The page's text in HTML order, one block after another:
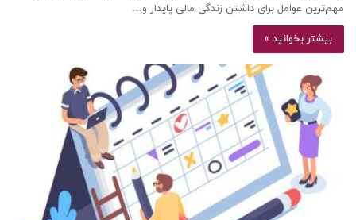
مهم‌ترین عوامل برای داشتن زندگی مالی پایدار و…
بیشتر بخوانید »